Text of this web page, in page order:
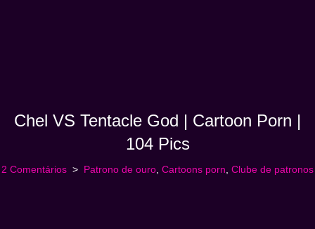
Chel VS Tentacle God | Cartoon Porn |
104 Pics
2 Comentários Patrono de ouro Cartoons porn Clube de patronos